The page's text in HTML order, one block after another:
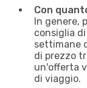
Con
In genere,
consiglia
settimane
di prezzo
un'offerta
di viaggio.